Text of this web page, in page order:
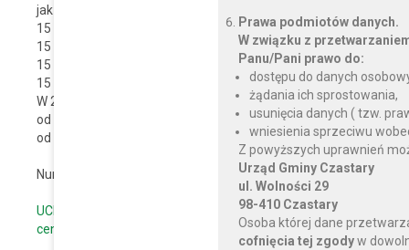
jak i fizycznych):
15 marca,
15 maja,
15 września
15 listopada roku podatkowego.
W 2017 roku obowiązują następujące stawki podatku rolnego:
od 1 ha przeliczeniowego gruntów - 130,00 zł
od 1 ha gruntów - 260,00 zł
Numer rachunku bankowego: 69 9256 0004 3900 0101 2000
UCHWAŁA NR XXIV/178/2021 RADY GMINY CZASTARY z
ceny skupu żyta przyjmowaną jako podstawę obliczenia
Prawa podmiotów danych.
W związku z
Panu/Pani prawo do:
dostępu do danych
żądania ich sprostowania,
usunięcia danych ( tzw.
wniesienia sprzeciwu
Z powyższych uprawnień
Urząd Gminy Czastary
ul. Wolności 29
98-410 Czastary
Osoba której dane
cofnięcia tej zgodyw